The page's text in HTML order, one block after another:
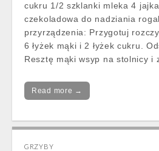
cukru 1/2 szklanki mleka 4
czekoladowa do nadziania
przyrządzenia: Przygotuj
6 łyżek mąki i 2 łyżek cukru.
Resztę mąki wsyp na stolnicy i
Read more →
GRZYBY